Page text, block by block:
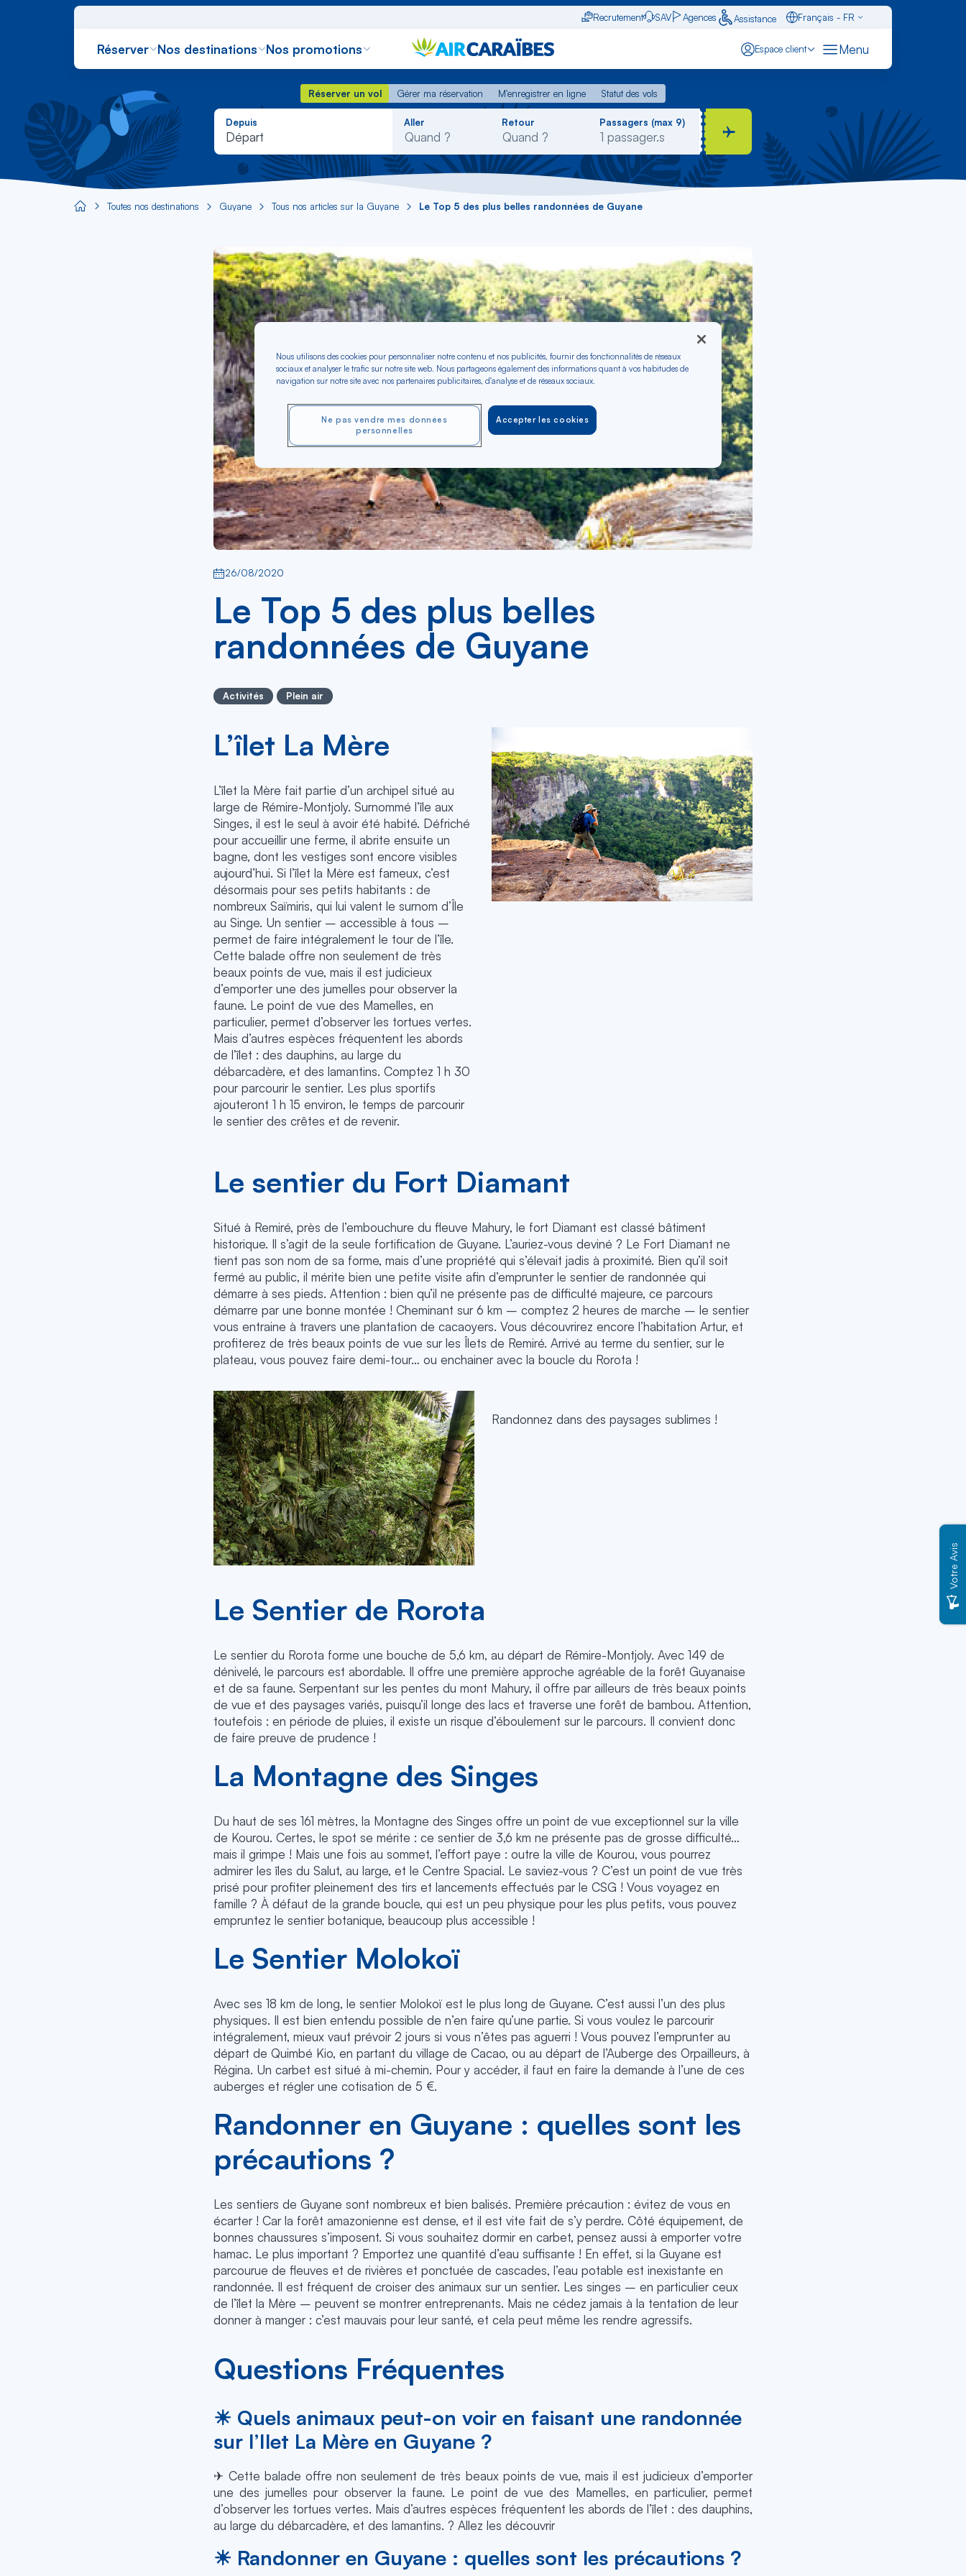
Recrutement SAV Agences Assistance
Français - FR
Réserver Nos destinations Nos promotions Espace client Menu
Réserver un vol Gérer ma réservation M'enregistrer en ligne
Statut des vols
Réserver un vol
Gérer ma réservation M'enregistrer en ligne Statut des vols
Depuis
Départ
Rechercher
dans
liste
Aller Retour Passagers (max 9)
Aircaraibes.comToutes nos destinations Guyane Tous nos articles sur la Guyane Le Top 5 des plus belles randonnées de Guyane
Image
principale
26/08/2020
Le Top 5 des plus belles
randonnées de Guyane
Activités Plein air
L’îlet La Mère
L’îlet la Mère fait partie d’un archipel situé au
large de Rémire-Montjoly. Surnommé l’île aux
Singes, il est le seul à avoir été habité. Défriché
pour accueillir une ferme, il abrite ensuite un
bagne, dont les vestiges sont encore visibles
aujourd’hui. Si l’îlet la Mère est fameux, c’est
désormais pour ses petits habitants : de
nombreux Saïmiris, qui lui valent le surnom d’Île
au Singe. Un sentier – accessible à tous –
permet de faire intégralement le tour de l’île.
Cette balade offre non seulement de très
beaux points de vue, mais il est judicieux
d’emporter une des jumelles pour observer la
faune. Le point de vue des Mamelles, en
particulier, permet d’observer les tortues vertes.
Mais d’autres espèces fréquentent les abords
de l’îlet : des dauphins, au large du
débarcadère, et des lamantins. Comptez 1 h 30
pour parcourir le sentier. Les plus sportifs
ajouteront 1 h 15 environ, le temps de parcourir
le sentier des crêtes et de revenir.
Le sentier du Fort Diamant
Situé à Remiré, près de l’embouchure du fleuve Mahury, le fort Diamant est classé bâtiment
historique. Il s’agit de la seule fortification de Guyane. L’auriez-vous deviné ? Le Fort Diamant ne
tient pas son nom de sa forme, mais d’une propriété qui s’élevait jadis à proximité. Bien qu’il soit
fermé au public, il mérite bien une petite visite afin d’emprunter le sentier de randonnée qui
démarre à ses pieds. Attention : bien qu’il ne présente pas de difficulté majeure, ce parcours
démarre par une bonne montée ! Cheminant sur 6 km – comptez 2 heures de marche – le sentier
vous entraine à travers une plantation de cacaoyers. Vous découvrirez encore l’habitation Artur, et
profiterez de très beaux points de vue sur les Îlets de Remiré. Arrivé au terme du sentier, sur le
plateau, vous pouvez faire demi-tour… ou enchainer avec la boucle du Rorota !
Randonnez dans des paysages sublimes !
Le Sentier de Rorota
Le sentier du Rorota forme une bouche de 5,6 km, au départ de Rémire-Montjoly. Avec 149 de
dénivelé, le parcours est abordable. Il offre une première approche agréable de la forêt Guyanaise
et de sa faune. Serpentant sur les pentes du mont Mahury, il offre par ailleurs de très beaux points
de vue et des paysages variés, puisqu’il longe des lacs et traverse une forêt de bambou. Attention,
toutefois : en période de pluies, il existe un risque d’éboulement sur le parcours. Il convient donc
de faire preuve de prudence !
La Montagne des Singes
Du haut de ses 161 mètres, la Montagne des Singes offre un point de vue exceptionnel sur la ville
de Kourou. Certes, le spot se mérite : ce sentier de 3,6 km ne présente pas de grosse difficulté…
mais il grimpe ! Mais une fois au sommet, l’effort paye : outre la ville de Kourou, vous pourrez
admirer les îles du Salut, au large, et le Centre Spacial. Le saviez-vous ? C’est un point de vue très
prisé pour profiter pleinement des tirs et lancements effectués par le CSG ! Vous voyagez en
famille ? À défaut de la grande boucle, qui est un peu physique pour les plus petits, vous pouvez
empruntez le sentier botanique, beaucoup plus accessible !
Le Sentier Molokoï
Avec ses 18 km de long, le sentier Molokoï est le plus long de Guyane. C’est aussi l’un des plus
physiques. Il est bien entendu possible de n’en faire qu’une partie. Si vous voulez le parcourir
intégralement, mieux vaut prévoir 2 jours si vous n’êtes pas aguerri ! Vous pouvez l’emprunter au
départ de Quimbé Kio, en partant du village de Cacao, ou au départ de l’Auberge des Orpailleurs, à
Régina. Un carbet est situé à mi-chemin. Pour y accéder, il faut en faire la demande à l’une de ces
auberges et régler une cotisation de 5 €.
Randonner en Guyane : quelles sont les
précautions ?
Les sentiers de Guyane sont nombreux et bien balisés. Première précaution : évitez de vous en
écarter ! Car la forêt amazonienne est dense, et il est vite fait de s’y perdre. Côté équipement, de
bonnes chaussures s’imposent. Si vous souhaitez dormir en carbet, pensez aussi à emporter votre
hamac. Le plus important ? Emportez une quantité d’eau suffisante ! En effet, si la Guyane est
parcourue de fleuves et de rivières et ponctuée de cascades, l’eau potable est inexistante en
randonnée. Il est fréquent de croiser des animaux sur un sentier. Les singes – en particulier ceux
de l’îlet la Mère – peuvent se montrer entreprenants. Mais ne cédez jamais à la tentation de leur
donner à manger : c’est mauvais pour leur santé, et cela peut même les rendre agressifs.
Questions Fréquentes
☀ Quels animaux peut-on voir en faisant une randonnée
sur l’Ilet La Mère en Guyane ?
✈ Cette balade offre non seulement de très beaux points de vue, mais il est judicieux d’emporter
une des jumelles pour observer la faune. Le point de vue des Mamelles, en particulier, permet
d’observer les tortues vertes. Mais d’autres espèces fréquentent les abords de l’îlet : des dauphins,
au large du débarcadère, et des lamantins. ? Allez les découvrir
☀ Randonner en Guyane : quelles sont les précautions ?
Nous utilisons des cookies pour personnaliser notre contenu et nos publicités, fournir des fonctionnalités de réseaux
sociaux et analyser le trafic sur notre site web. Nous partageons également des informations quant à vos habitudes de
navigation sur notre site avec nos partenaires publicitaires, d'analyse et de réseaux sociaux.
Accepter les cookies
Ne pas vendre mes données
personnelles
Votre Avis